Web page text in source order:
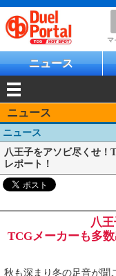
マ
ニュース
ニュース
ニュース
八王子をアソビ尽くせ！
レポート！
八
TCGメーカーも多
秋も深まり冬の足音が聞